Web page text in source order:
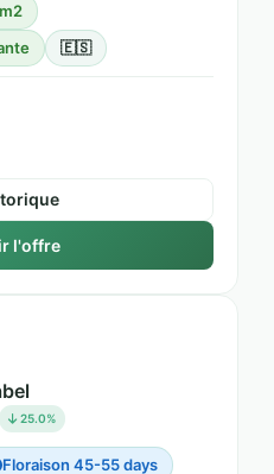
🇪🇸
l'offre
25.0%
Floraison 45-55 days